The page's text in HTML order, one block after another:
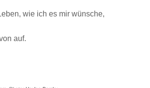
wie ich es mir wünsche,
auf.